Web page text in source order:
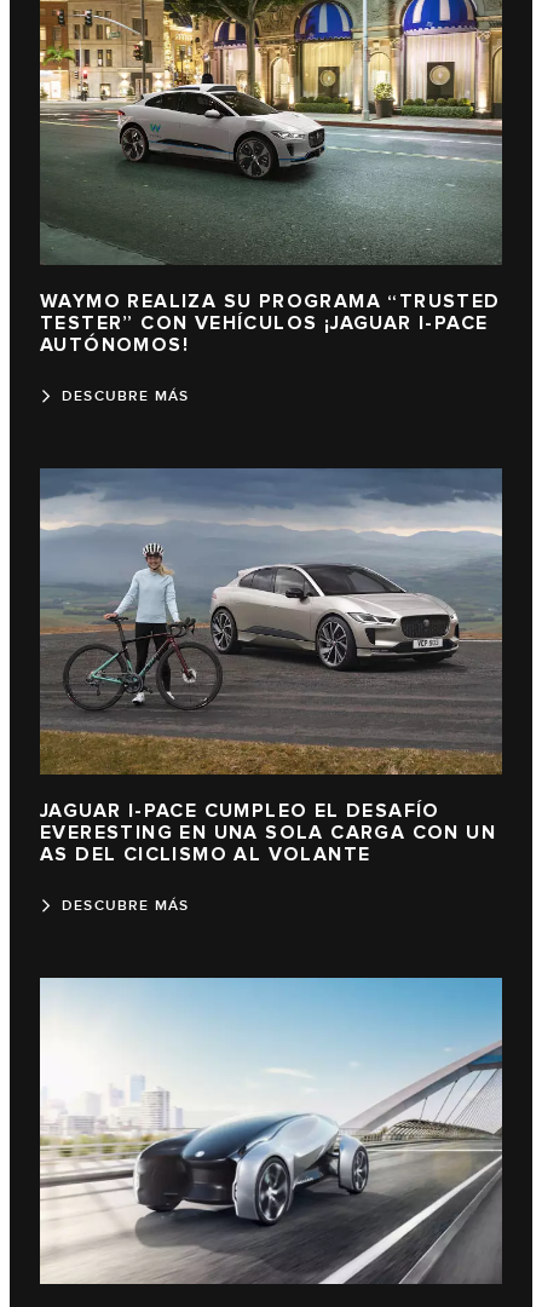
WAYMO REALIZA SU PROGRAMA “TRUSTED
TESTER” CON VEHÍCULOS ¡JAGUAR I-PACE
AUTÓNOMOS!
DESCUBRE MÁS
JAGUAR I-PACE CUMPLEO EL DESAFÍO
EVERESTING EN UNA SOLA CARGA CON UN
AS DEL CICLISMO AL VOLANTE
DESCUBRE MÁS